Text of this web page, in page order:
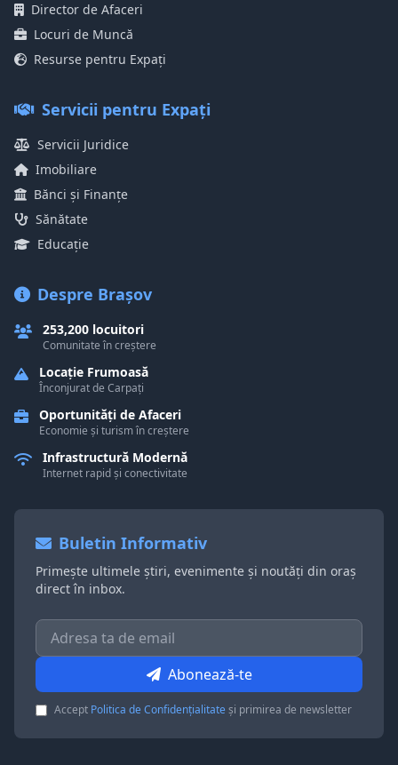
Director de Afaceri
Locuri de Muncă
Resurse pentru Expați
Servicii pentru Expați
Servicii Juridice
Imobiliare
Bănci și Finanțe
Sănătate
Educație
Despre Brașov
253,200 locuitori
Comunitate în creștere
Locație Frumoasă
Înconjurat de Carpați
Oportunități de Afaceri
Economie și turism în creștere
Infrastructură Modernă
Internet rapid și conectivitate
Buletin Informativ
Primește ultimele știri, evenimente și noutăți din oraș
direct în inbox.
Abonează-te
Accept Politica de Confidențialitateși primirea de newsletter